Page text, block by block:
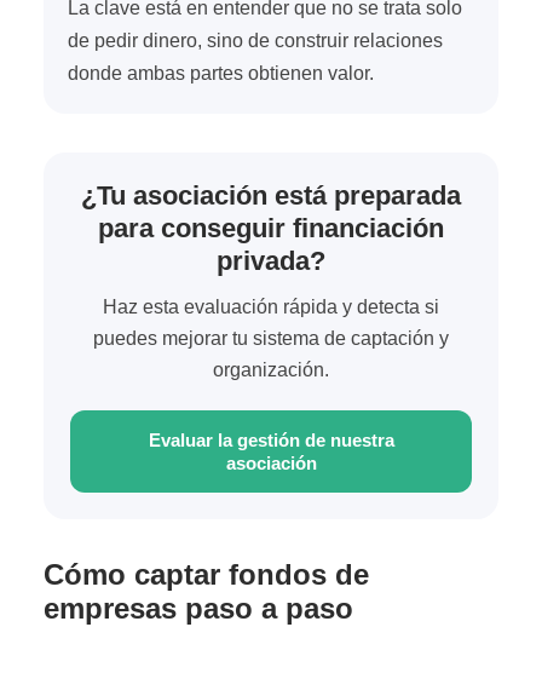
La clave está en entender que no se trata solo
de pedir dinero, sino de construir relaciones
donde ambas partes obtienen valor.
¿Tu asociación está preparada
para conseguir financiación
privada?
Haz esta evaluación rápida y detecta si
puedes mejorar tu sistema de captación y
organización.
Evaluar la gestión de nuestra
asociación
Cómo captar fondos de
empresas paso a paso